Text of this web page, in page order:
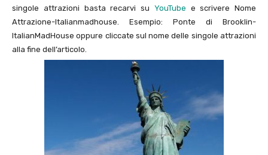
singole attrazioni basta recarvi su YouTube e scrivere Nome
Attrazione-Italianmadhouse. Esempio: Ponte di Brooklin-
ItalianMadHouse oppure cliccate sul nome delle singole attrazioni
alla fine dell’articolo.